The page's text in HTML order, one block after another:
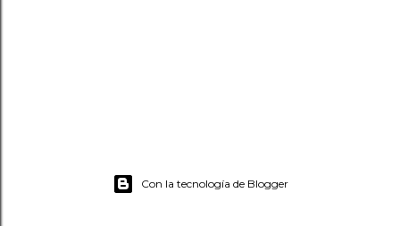
Con la tecnología de Blogger